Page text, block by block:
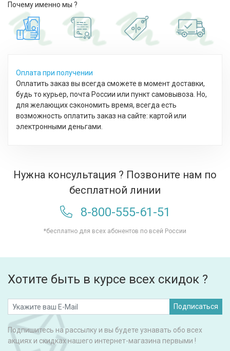
Почему именно мы ?
Оплата при получении
Оплатить заказ вы всегда сможете в момент доставки,
будь то курьер, почта России или пункт самовывоза. Но,
для желающих сэкономить время, всегда есть
возможность оплатить заказ на сайте: картой или
электронными деньгами.
Нужна консультация ? Позвоните нам по
бесплатной линии
8-800-555-61-51
*бесплатно для всех абонентов по всей России
Хотите быть в курсе всех скидок ?
Подписаться
Подпишитесь на рассылку и вы будете узнавать обо всех
акциях и скидках нашего интернет-магазина первыми !